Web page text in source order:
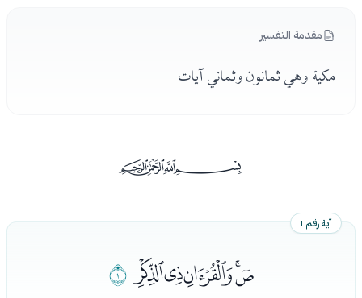
مقدمة التفسير
مكية وهي ثمانون وثماني آيات
ﰡ
آية رقم ١
ﭑﭒﭓﭔﭕﭖ